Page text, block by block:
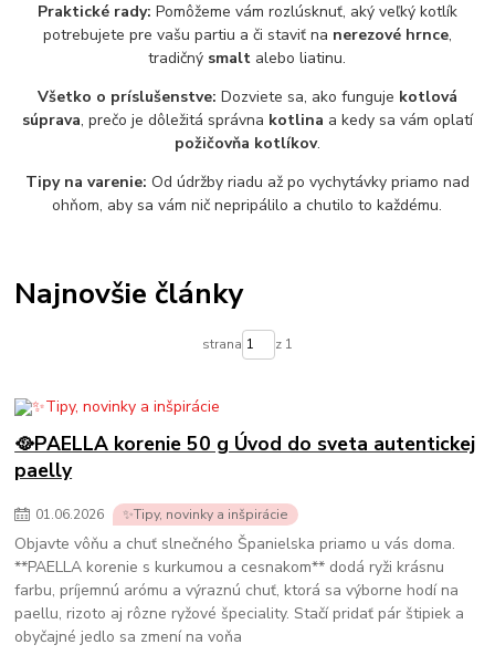
Praktické rady: Pomôžeme vám rozlúsknuť, aký veľký kotlík
potrebujete pre vašu partiu a či staviť na nerezové hrnce,
tradičný smalt alebo liatinu.
Všetko o príslušenstve: Dozviete sa, ako funguje kotlová
súprava, prečo je dôležitá správna kotlina a kedy sa vám oplatí
požičovňa kotlíkov.
Tipy na varenie: Od údržby riadu až po vychytávky priamo nad
ohňom, aby sa vám nič nepripálilo a chutilo to každému.
Najnovšie články
strana z 1
🥘PAELLA korenie 50 g Úvod do sveta autentickej
paelly
01.06.2026 ✨Tipy, novinky a inšpirácie
Objavte vôňu a chuť slnečného Španielska priamo u vás doma.
**PAELLA korenie s kurkumou a cesnakom** dodá ryži krásnu
farbu, príjemnú arómu a výraznú chuť, ktorá sa výborne hodí na
paellu, rizoto aj rôzne ryžové špeciality. Stačí pridať pár štipiek a
obyčajné jedlo sa zmení na voňa